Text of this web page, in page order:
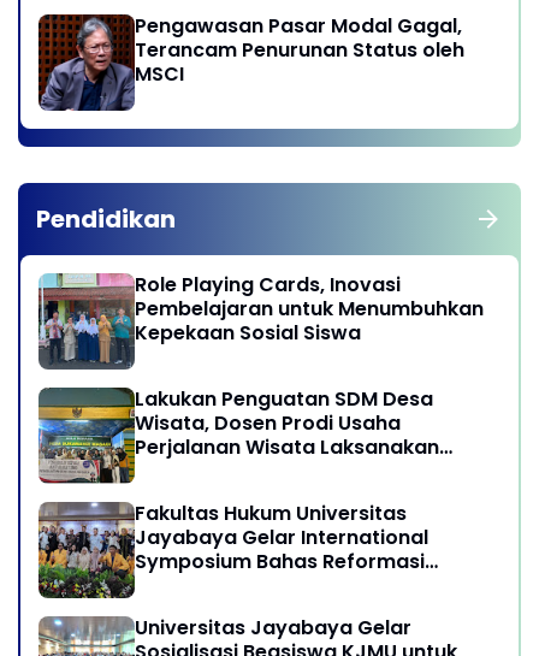
Pengawasan Pasar Modal Gagal,
Terancam Penurunan Status oleh
MSCI
Pendidikan
Role Playing Cards, Inovasi
Pembelajaran untuk Menumbuhkan
Kepekaan Sosial Siswa
Lakukan Penguatan SDM Desa
Wisata, Dosen Prodi Usaha
Perjalanan Wisata Laksanakan
Sukamandi Masagi - Kabupaten
Subang, Jawa Barat
Fakultas Hukum Universitas
Jayabaya Gelar International
Symposium Bahas Reformasi
Universitas Jayabaya Gelar